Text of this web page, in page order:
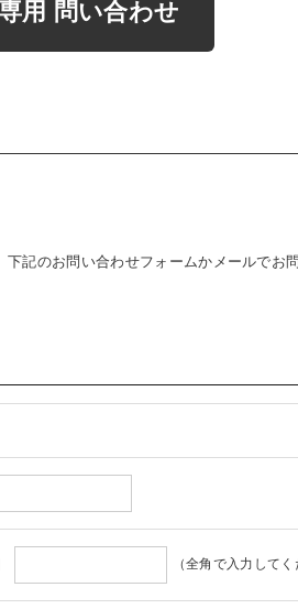
用 問い合わせ
記のお問い合わせフォームかメールでお
（全角で入力してく